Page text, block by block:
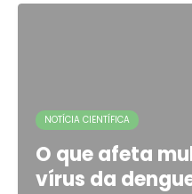
NOTÍCIA CIENTÍFICA
O que afeta
vírus da